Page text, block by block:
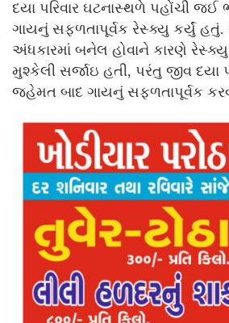
દયા પરિવાર ઘટનાસ્થળે પહોંચી જઈ
ગાયનું સફળતાપૂર્વક રેસ્ક્યુ કર્યું હતું.
અંધકારમાં બનેલ હોવાને કારણે
મુશ્કેલી સર્જાઇ હતી, પરંતુ જીવ દયા
જહેમત બાદ ગાયનું સફળતાપૂર્વક